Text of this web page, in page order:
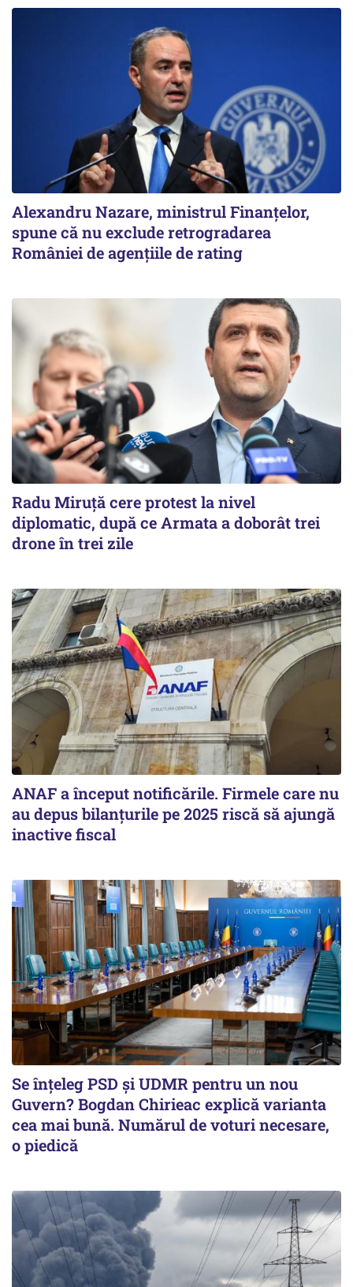
Alexandru Nazare, ministrul Finanţelor,
spune că nu exclude retrogradarea
României de agenţiile de rating
Radu Miruţă cere protest la nivel
diplomatic, după ce Armata a doborât trei
drone în trei zile
ANAF a început notificările. Firmele care nu
au depus bilanțurile pe 2025 riscă să ajungă
inactive fiscal
Se înţeleg PSD şi UDMR pentru un nou
Guvern? Bogdan Chirieac explică varianta
cea mai bună. Numărul de voturi necesare,
o piedică